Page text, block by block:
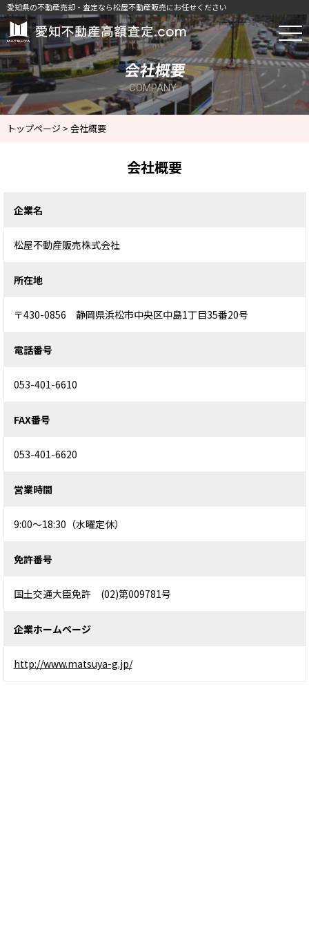
愛知県の不動産売却・査定なら松屋不動産販売にお任せください
会社概要｜東三河・西三河・名古屋市
会社概要
COMPANY
トップページ > 会社概要
会社概要
企業名
松屋不動産販売株式会社
所在地
〒430-0856 静岡県浜松市中央区中島1丁目35番20号
電話番号
053-401-6610
FAX番号
053-401-6620
営業時間
9:00〜18:30（水曜定休）
免許番号
国土交通大臣免許 (02)第009781号
企業ホームページ
http://www.matsuya-g.jp/